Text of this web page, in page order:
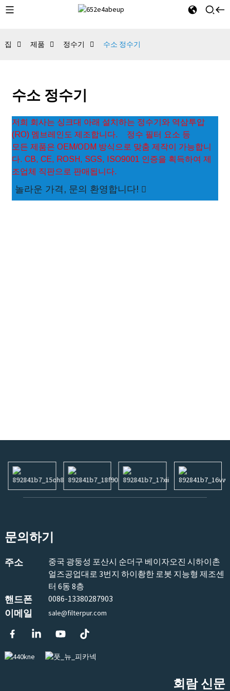
집 제품 정수기 수소 정수기
수소 정수기
저희 회사는 싱크대 아래 설치하는 정수기와 역삼투압
(RO) 멤브레인도 제조합니다.
정수 필터 요소 등
모든 제품은 OEM/ODM 방식으로 맞춤 제작이 가능합니
다. CB, CE, ROSH, SGS, ISO9001 인증을 획득하여 제
조업체 직판으로 판매됩니다.
놀라운 가격, 문의 환영합니다!
문의하기
주소
중국 광둥성 포산시 순더구 베이자오진 시하이촌
얼즈공업대로 3번지 하이촹한 로봇 지능형 제조센
터 6동 8층
핸드폰 0086-13380287903
이메일 sale@filterpur.com
회람 신문